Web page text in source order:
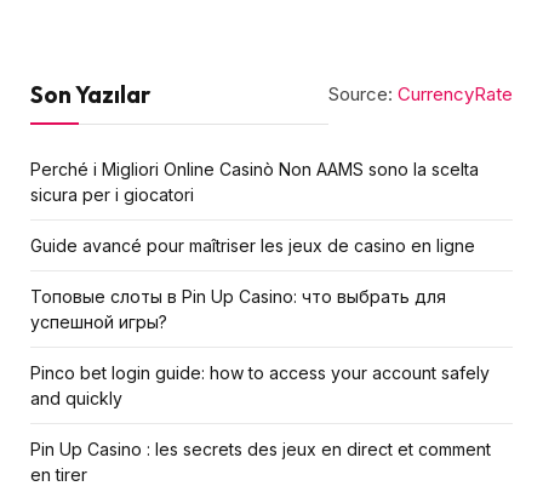
Source: CurrencyRate
Son Yazılar
Perché i Migliori Online Casinò Non AAMS sono la scelta
sicura per i giocatori
Guide avancé pour maîtriser les jeux de casino en ligne
Топовые слоты в Pin Up Casino: что выбрать для
успешной игры?
Pinco bet login guide: how to access your account safely
and quickly
Pin Up Casino : les secrets des jeux en direct et comment
en tirer